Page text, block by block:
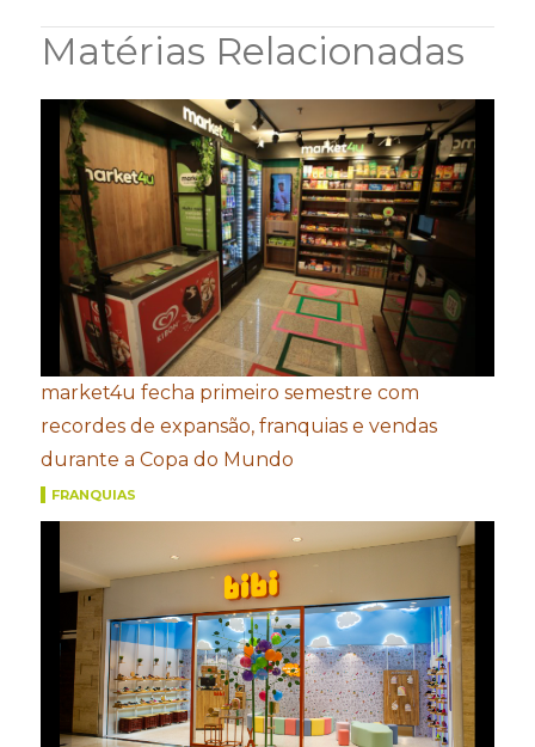
Matérias Relacionadas
market4u fecha primeiro semestre com
recordes de expansão, franquias e vendas
durante a Copa do Mundo
FRANQUIAS